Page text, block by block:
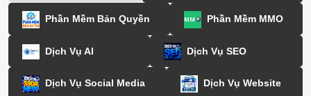
Phần Mềm Bản Quyền Phần Mềm MMO
Dịch Vụ AI Dịch Vụ SEO
Dịch Vụ Social Media Dịch Vụ Website